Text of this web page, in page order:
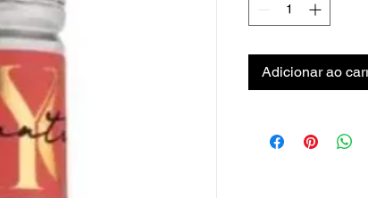
Adicionar ao